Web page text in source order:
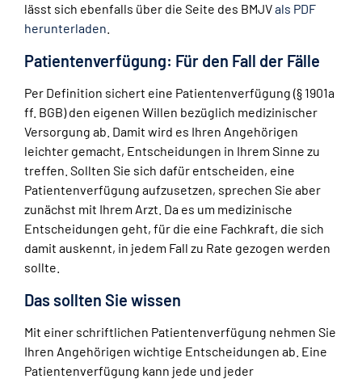
lässt sich ebenfalls über die Seite des BMJVals PDF
herunterladen
Patientenverfügung: Für den Fall der Fälle
Per Definition sichert eine Patientenverfügung (§ 1901a
ff. BGB) den eigenen Willen bezüglich medizinischer
Versorgung ab. Damit wird es Ihren Angehörigen
leichter gemacht, Entscheidungen in Ihrem Sinne zu
treffen. Sollten Sie sich dafür entscheiden, eine
Patientenverfügung aufzusetzen, sprechen Sie aber
zunächst mit Ihrem Arzt. Da es um medizinische
Entscheidungen geht, für die eine Fachkraft, die sich
damit auskennt, in jedem Fall zu Rate gezogen werden
sollte.
Das sollten Sie wissen
Mit einer schriftlichen Patientenverfügung nehmen Sie
Ihren Angehörigen wichtige Entscheidungen ab. Eine
Patientenverfügung kann jede und jeder